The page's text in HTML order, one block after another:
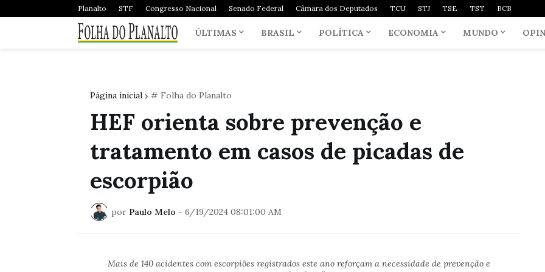
Planalto STF Congresso Nacional Senado Federal Câmara dos Deputados TCU STJ TSE TST BCB
ÚLTIMAS BRASIL POLÍTICA ECONOMIA MUNDO
Página inicial # Folha do Planalto
HEF orienta sobre prevenção e
tratamento em casos de picadas de
escorpião
por Paulo Melo - 6/19/2024 08:01:00 AM
Mais de 140 acidentes com escorpiões registrados este ano reforçam a necessidade de prevenção e